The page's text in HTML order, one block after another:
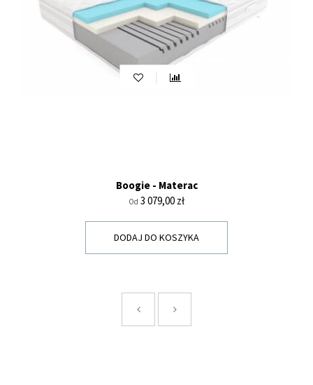
Boogie - Materac
Od Cena
3 079,00 zł
DODAJ DO KOSZYKA